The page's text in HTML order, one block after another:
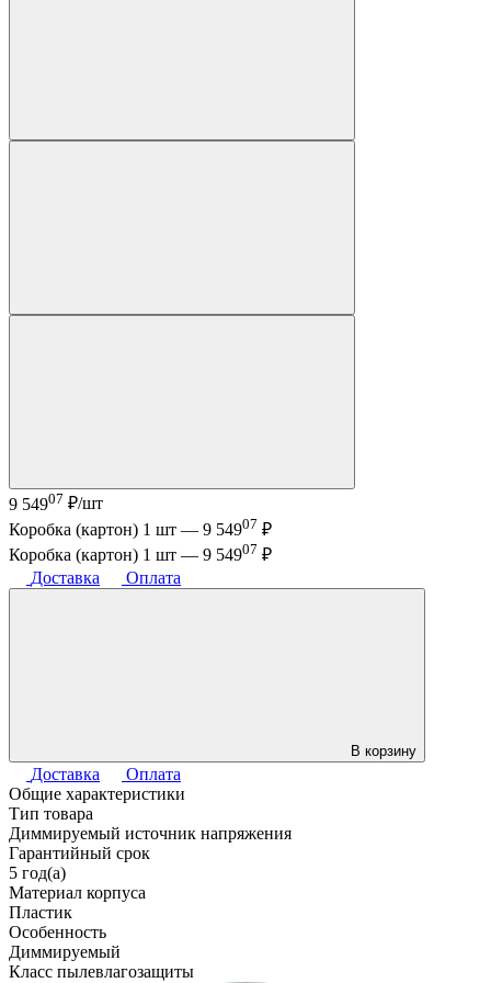
9 54907 ₽/шт
Коробка (картон) 1 шт — 9 54907 ₽
Коробка (картон) 1 шт — 9 54907 ₽
Доставка
Оплата
В корзину
Доставка
Оплата
Общие характеристики
Тип товара
Диммируемый источник напряжения
Гарантийный срок
5 год(а)
Материал корпуса
Пластик
Особенность
Диммируемый
Класс пылевлагозащиты